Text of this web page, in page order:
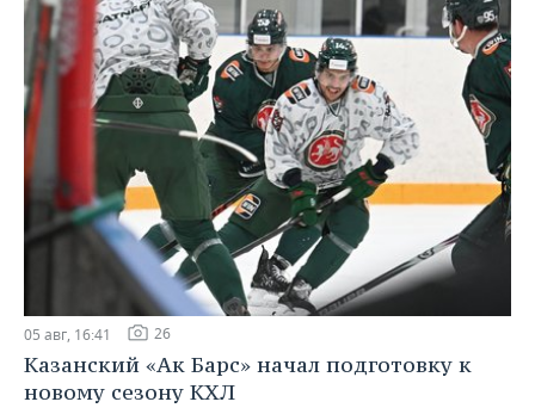
05 авг, 16:41 26
Казанский «Ак Барс» начал подготовку к
новому сезону КХЛ